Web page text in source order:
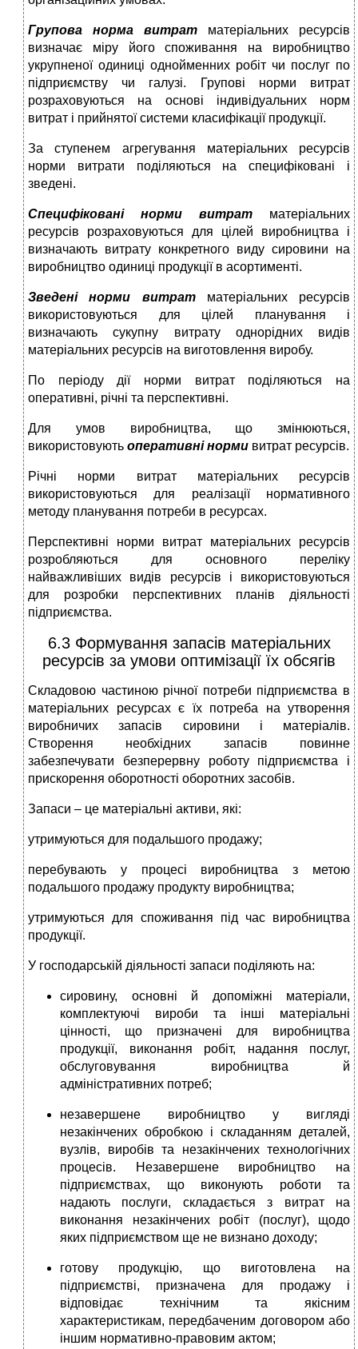
Групова норма витрат матеріальних ресурсів
визначає міру його споживання на виробництво
укрупненої одиниці однойменних робіт чи послуг по
підприємству чи галузі. Групові норми витрат
розраховуються на основі індивідуальних норм
витрат і прийнятої системи класифікації продукції.
За ступенем агрегування матеріальних ресурсів
норми витрати поділяються на специфіковані і
зведені.
Специфіковані норми витрат матеріальних
ресурсів розраховуються для цілей виробництва і
визначають витрату конкретного виду сировини на
виробництво одиниці продукції в асортименті.
Зведені норми витратматеріальних ресурсів
використовуються для цілей планування і
визначають сукупну витрату однорідних видів
матеріальних ресурсів на виготовлення виробу.
По періоду дії норми витрат поділяються на
оперативні, річні та перспективні.
Для умов виробництва, що змінюються,
використовують оперативні норми витрат ресурсів.
Річні норми витрат матеріальних ресурсів
використовуються для реалізації нормативного
методу планування потреби в ресурсах.
Перспективні норми витрат матеріальних ресурсів
розробляються для основного переліку
найважливіших видів ресурсів і використовуються
для розробки перспективних планів діяльності
підприємства.
6.3 Формування запасів матеріальних
ресурсів за умови оптимізації їх обсягів
Складовою частиною річної потреби підприємства в
матеріальних ресурсах є їх потреба на утворення
виробничих запасів сировини і матеріалів.
Створення необхідних запасів повинне
забезпечувати безперервну роботу підприємства і
прискорення оборотності оборотних засобів.
Запаси – це матеріальні активи, які:
утримуються для подальшого продажу;
перебувають у процесі виробництва з метою
подальшого продажу продукту виробництва;
утримуються для споживання під час виробництва
продукції.
У господарській діяльності запаси поділяють на:
сировину, основні й допоміжні матеріали,
комплектуючі вироби та інші матеріальні
цінності, що призначені для виробництва
продукції, виконання робіт, надання послуг,
обслуговування виробництва й
адміністративних потреб;
незавершене виробництво у вигляді
незакінчених обробкою і складанням деталей,
вузлів, виробів та незакінчених технологічних
процесів. Незавершене виробництво на
підприємствах, що виконують роботи та
надають послуги, складається з витрат на
виконання незакінчених робіт (послуг), щодо
яких підприємством ще не визнано доходу;
готову продукцію, що виготовлена на
підприємстві, призначена для продажу і
відповідає технічним та якісним
характеристикам, передбаченим договором або
іншим нормативно-правовим актом;